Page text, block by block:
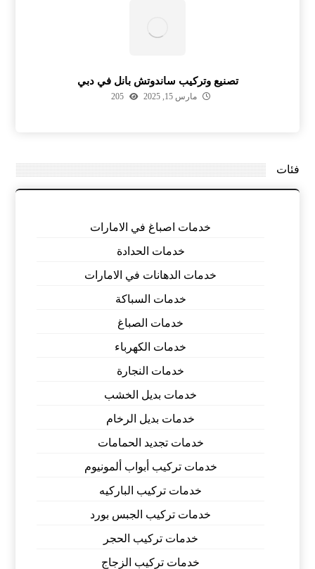
تصنيع وتركيب ساندوتش بانل في دبي
مارس 15, 2025 205
فئات
خدمات اصباغ في الامارات
خدمات الحدادة
خدمات الدهانات في الامارات
خدمات السباكة
خدمات الصباغ
خدمات الكهرباء
خدمات النجارة
خدمات بديل الخشب
خدمات بديل الرخام
خدمات تجديد الحمامات
خدمات تركيب أبواب ألمونيوم
خدمات تركيب الباركيه
خدمات تركيب الجبس بورد
خدمات تركيب الحجر
خدمات تركيب الزجاج